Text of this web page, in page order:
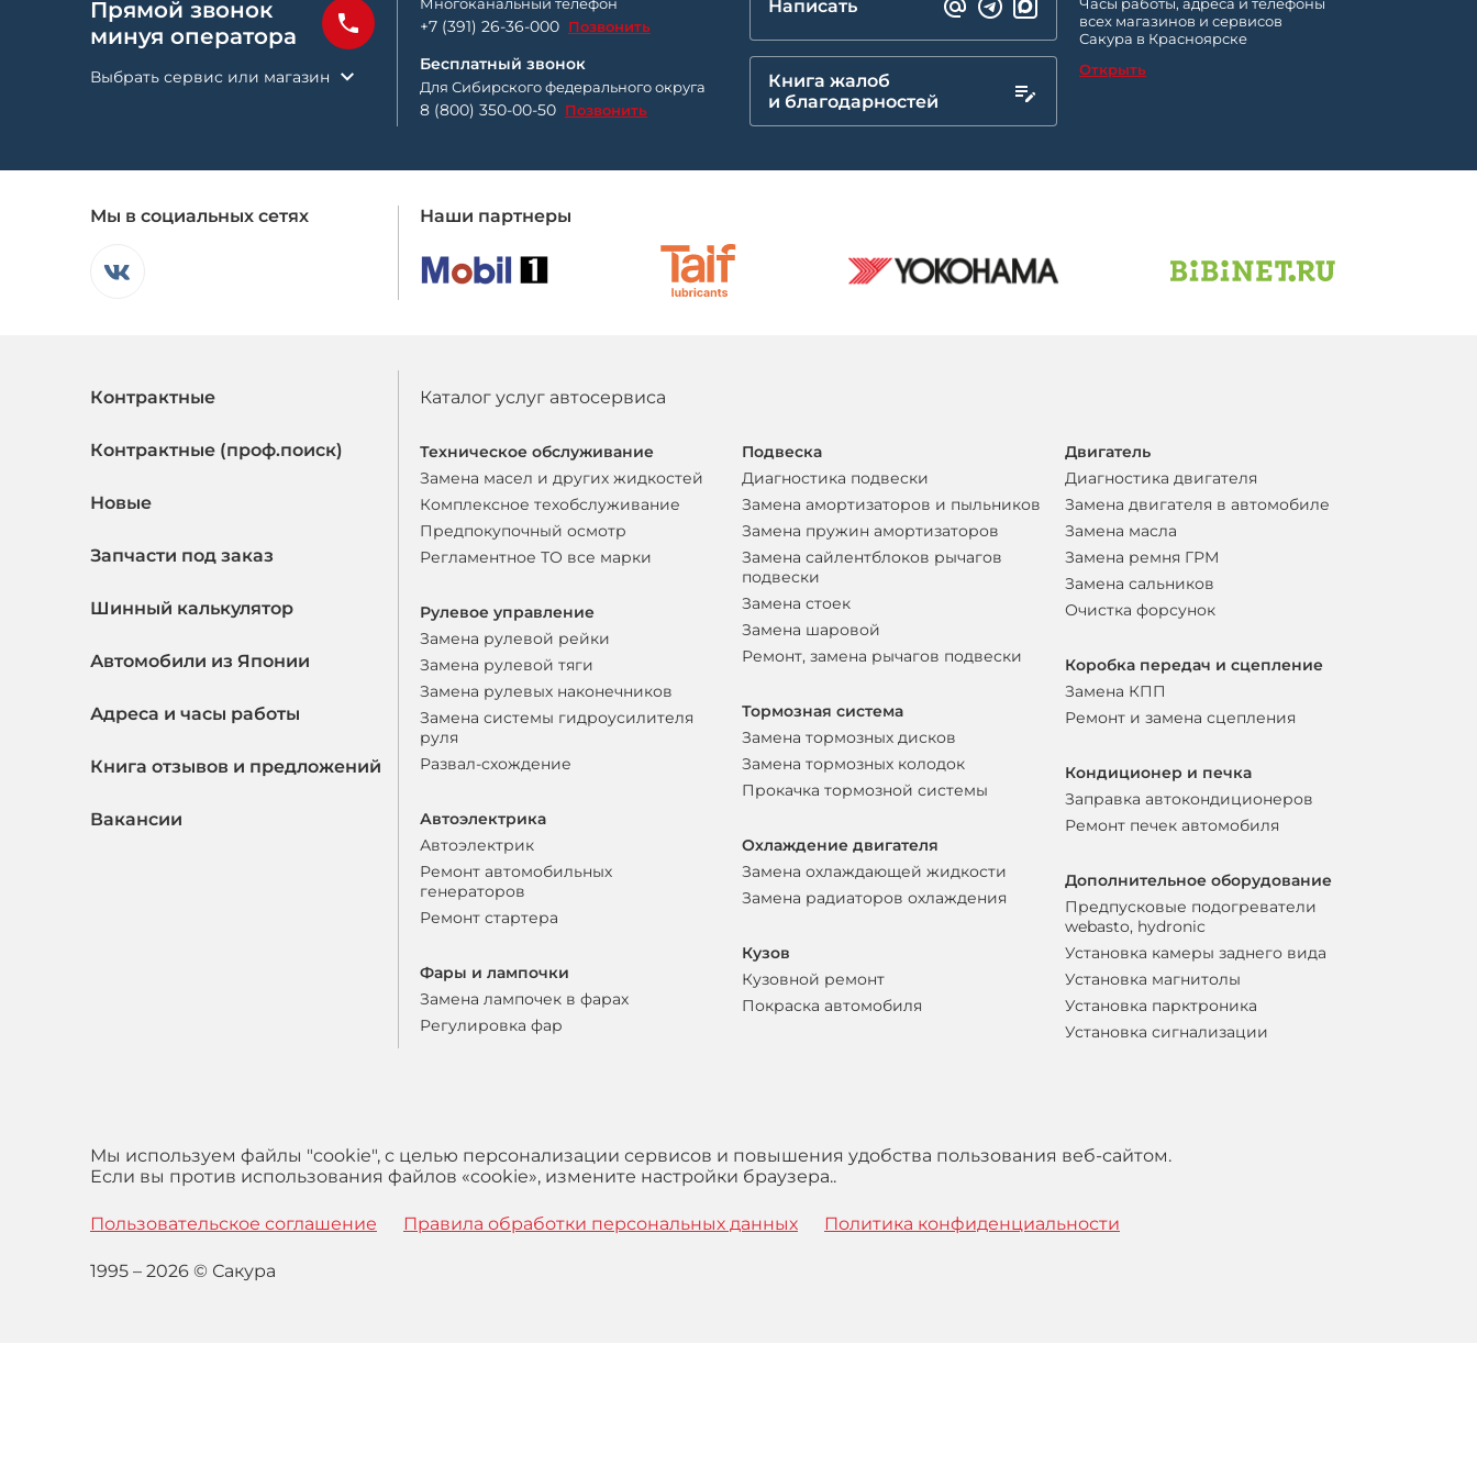
Прямой звонок
минуя оператора
Выбрать сервис или магазин
+7 (391) 26-36-000 Позвонить
Бесплатный звонок
Для Сибирского федерального округа
8 (800) 350-00-50 Позвонить
Написать
Книга жалоб
и благодарностей
всех магазинов и сервисов
Сакура в Красноярске
Открыть
Мы в социальных сетях Наши партнеры
Контрактные
Контрактные (проф.поиск)
Новые
Запчасти под заказ
Шинный калькулятор
Автомобили из Японии
Адреса и часы работы
Книга отзывов и предложений
Вакансии
Каталог услуг автосервиса
Техническое обслуживание
Замена масел и других жидкостей
Комплексное техобслуживание
Предпокупочный осмотр
Регламентное ТО все марки
Рулевое управление
Замена рулевой рейки
Замена рулевой тяги
Замена рулевых наконечников
Замена системы гидроусилителя
руля
Развал-схождение
Автоэлектрика
Автоэлектрик
Ремонт автомобильных
генераторов
Ремонт стартера
Фары и лампочки
Замена лампочек в фарах
Регулировка фар
Подвеска
Диагностика подвески
Замена амортизаторов и пыльников
Замена пружин амортизаторов
Замена сайлентблоков рычагов
подвески
Замена стоек
Замена шаровой
Ремонт, замена рычагов подвески
Тормозная система
Замена тормозных дисков
Замена тормозных колодок
Прокачка тормозной системы
Охлаждение двигателя
Замена охлаждающей жидкости
Замена радиаторов охлаждения
Кузов
Кузовной ремонт
Покраска автомобиля
Двигатель
Диагностика двигателя
Замена двигателя в автомобиле
Замена масла
Замена ремня ГРМ
Замена сальников
Очистка форсунок
Коробка передач и сцепление
Замена КПП
Ремонт и замена сцепления
Кондиционер и печка
Заправка автокондиционеров
Ремонт печек автомобиля
Дополнительное оборудование
Предпусковые подогреватели
webasto, hydronic
Установка камеры заднего вида
Установка магнитолы
Установка парктроника
Установка сигнализации
Мы используем файлы "cookie", с целью персонализации сервисов и повышения удобства пользования веб-сайтом.
Если вы против использования файлов «cookie», измените настройки браузера..
Пользовательское соглашение Правила обработки персональных данных Политика конфиденциальности
1995 – 2026 © Сакура